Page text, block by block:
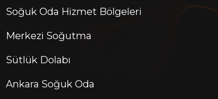
Soğuk Oda Hizmet Bölgeleri
Merkezi Soğutma
Sütlük Dolabı
Ankara Soğuk Oda